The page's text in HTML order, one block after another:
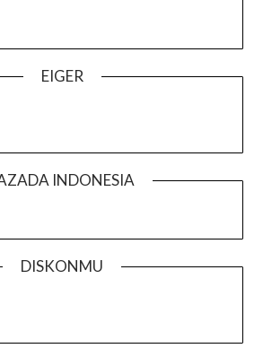
EIGER
INDONESIA
DISKONMU